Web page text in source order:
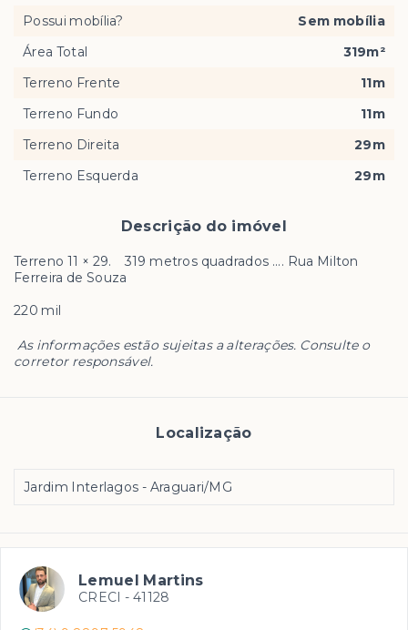
Descrição do imóvel
Terreno 11 × 29. 319 metros quadrados .... Rua Milton
Ferreira de Souza
220 mil
As informações estão sujeitas a alterações. Consulte o
corretor responsável.
Localização
Jardim Interlagos - Araguari/MG
Possui mobília?
Sem mobília
Área Total
319m²
Terreno Frente
11m
Terreno Fundo
11m
Terreno Direita
29m
Terreno Esquerda
29m
Lemuel Martins
CRECI - 41128